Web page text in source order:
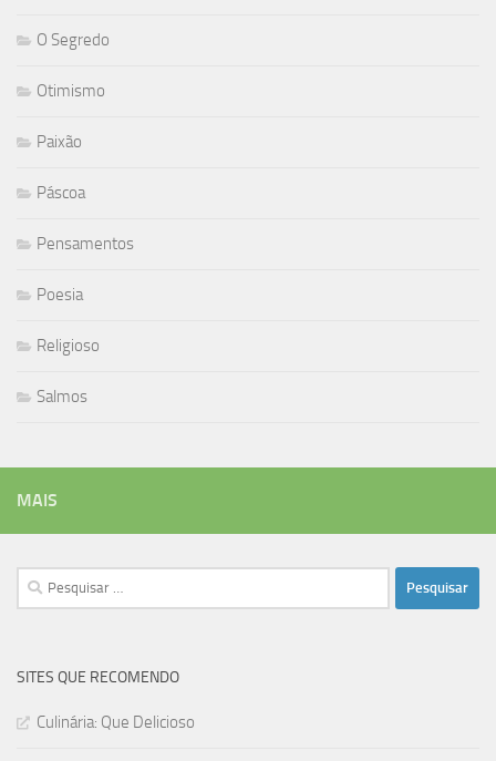
O Segredo
Otimismo
Paixão
Páscoa
Pensamentos
Poesia
Religioso
Salmos
MAIS
Pesquisar
por:
SITES QUE RECOMENDO
Culinária: Que Delicioso